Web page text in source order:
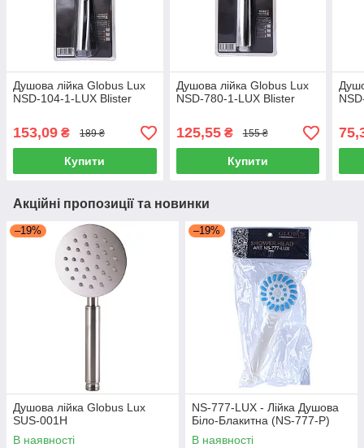
Душова лійка Globus Lux
NSD-104-1-LUX Blister
153,09 ₴ 189 ₴
Купити
Душова лійка Globus Lux
NSD-780-1-LUX Blister
125,55₴ 155 ₴
Купити
Акційні пропозиції та новинки
–19%
Душова лійка Globus Lux
SUS-001H
В наявності
–19%
NS-777-LUX - Лійка Душова
Біло-Блакитна (NS-777-P)
В наявності